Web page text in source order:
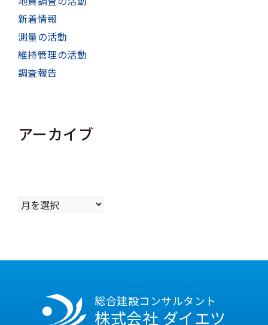
新着情報
測量の活動
維持管理の活動
調査報告
アーカイブ
ア
ー
総合建設コンサルタント
株式会社 ダイエツ